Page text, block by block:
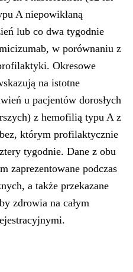
A niepowikłaną
lub co dwa tygodnie
w porównaniu z
Okresowe
na istotne
u pacjentów dorosłych
z hemofilią typu A z
którym profilaktycznie
tygodnie. Dane z obu
zaprezentowane podczas
a także przekazane
zdrowia na całym